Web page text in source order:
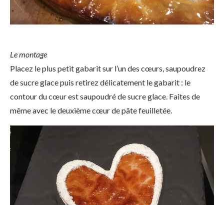
Le montage
Placez le plus petit gabarit sur l’un des cœurs, saupoudrez
de sucre glace puis retirez délicatement le gabarit : le
contour du cœur est saupoudré de sucre glace. Faites de
même avec le deuxième cœur de pâte feuilletée.